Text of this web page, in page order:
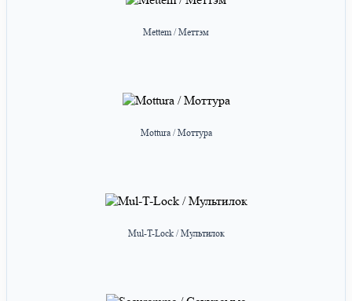
Mettem / Меттэм
Mottura / Моттура
Mul-T-Lock / Мультилок